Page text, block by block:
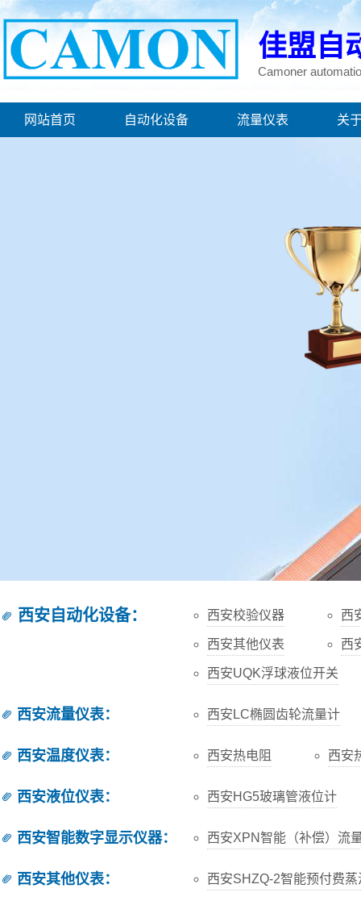
佳盟自
Camoner
网站首页 自动化设备 流量仪表 关
西安自动化设备： 西安校验仪器 西
西安其他仪表 西
西安UQK浮球液位开关
西安流量仪表： 西安LC椭圆齿轮流量计
西安温度仪表： 西安热电阻 西安
西安液位仪表： 西安HG5玻璃管液位计
西安智能数字显示仪器： 西安XPN智能（补偿）流
西安其他仪表： 西安SHZQ-2智能预付费